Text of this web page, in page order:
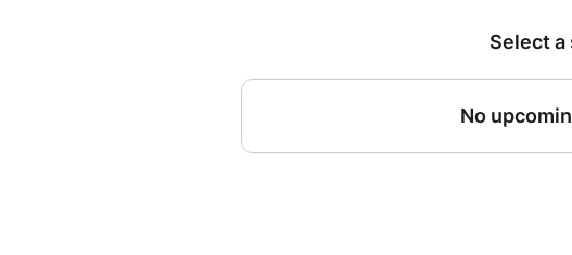
être à l’intérieur
•Spectacle entrée gratuite • Sortie au